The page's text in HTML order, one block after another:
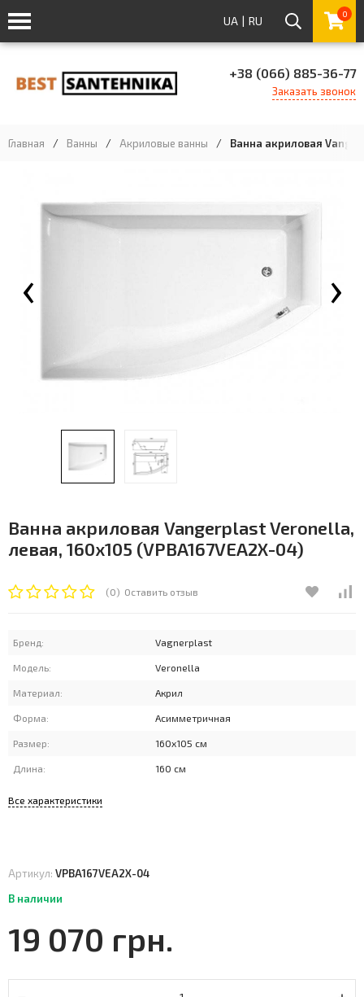
UA | RU 0
+38 (066) 885-36-77
Заказать звонок
Главная / Ванны / Акриловые ванны / Ванна акриловая
‹ ›
Ванна акриловая Vangerplast Veronella,
левая, 160х105 (VPBA167VEA2X-04)
(0) Оставить отзыв
Бренд: Vagnerplast
Модель: Veronella
Материал: Акрил
Форма: Асимметричная
Размер: 160x105 см
Длина: 160 см
Все характеристики
Артикул: VPBA167VEA2X-04
В наличии
19 070 грн.